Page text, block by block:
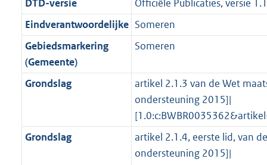
f
o
r
a
a
b
n
f
o
m
a
b
i
n
f
r
m
t
K
b
e
i
n
o
r
a
2
K
o
o
t
e
:
5
K
b
r
o
o
t
e
:
5
K
b
DTD-versie
Officiële Publicaties, versie 1.1
Eindverantwoordelijke Someren
Gebiedsmarkering
(Gemeente)
Someren
Grondslag
artikel 2.1.3 van de Wet
ondersteuning 2015]|
Grondslag
artikel 2.1.4, eerste lid, van
ondersteuning 2015]|